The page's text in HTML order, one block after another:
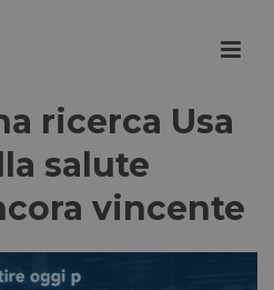
ricerca Usa
salute
vincente